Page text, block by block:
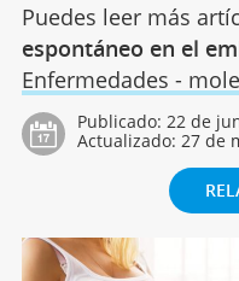
Puedes leer más
espontáneo en el
Enfermedades -
Publicado: 22 de
Actualizado: 27 de